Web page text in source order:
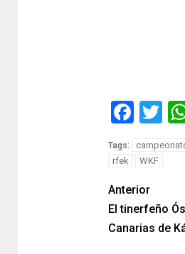
Tags:
rfek
WKF
Anterior
El tinerfeño
Canarias de